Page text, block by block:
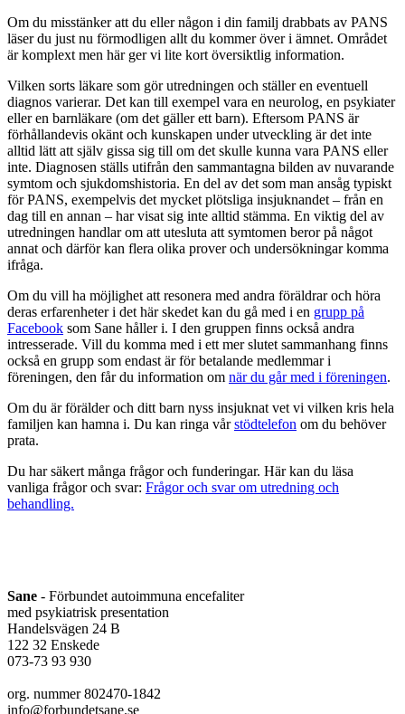
Om du misstänker att du eller någon i din familj drabbats av PANS
läser du just nu förmodligen allt du kommer över i ämnet. Området
är komplext men här ger vi lite kort översiktlig information.
Vilken sorts läkare som gör utredningen och ställer en eventuell
diagnos varierar. Det kan till exempel vara en neurolog, en psykiater
eller en barnläkare (om det gäller ett barn). Eftersom PANS är
förhållandevis okänt och kunskapen under utveckling är det inte
alltid lätt att själv gissa sig till om det skulle kunna vara PANS eller
inte. Diagnosen ställs utifrån den sammantagna bilden av nuvarande
symtom och sjukdomshistoria. En del av det som man ansåg typiskt
för PANS, exempelvis det mycket plötsliga insjuknandet – från en
dag till en annan – har visat sig inte alltid stämma. En viktig del av
utredningen handlar om att utesluta att symtomen beror på något
annat och därför kan flera olika prover och undersökningar komma
ifråga.
Om du vill ha möjlighet att resonera med andra föräldrar och höra
deras erfarenheter i det här skedet kan du gå med i en grupp på
Facebook som Sane håller i. I den gruppen finns också andra
intresserade. Vill du komma med i ett mer slutet sammanhang finns
också en grupp som endast är för betalande medlemmar i
föreningen, den får du information om när du går med i föreningen.
Om du är förälder och ditt barn nyss insjuknat vet vi vilken kris hela
familjen kan hamna i. Du kan ringa vårstödtelefon om du behöver
prata.
Du har säkert många frågor och funderingar. Här kan du läsa
vanliga frågor och svar: Frågor och svar om utredning och
behandling.
Sane - Förbundet autoimmuna encefaliter
med psykiatrisk presentation
Handelsvägen 24 B
122 32 Enskede
073-73 93 930
org. nummer 802470-1842
info@forbundetsane.se